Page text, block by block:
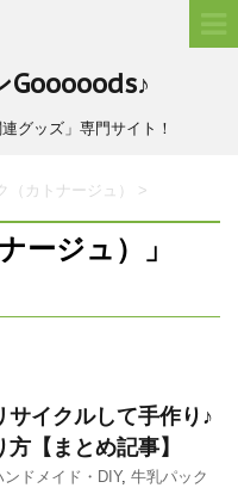
Gooooods♪
グッズ」専門サイト！
（カトナージュ） >
ージュ）」
サイクルして手作り♪
【まとめ記事】
ンドメイド・DIY, 牛乳パック